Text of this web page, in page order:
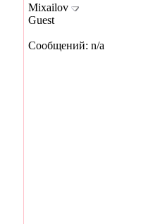
Mixailov
Guest
Сообщений: n/a